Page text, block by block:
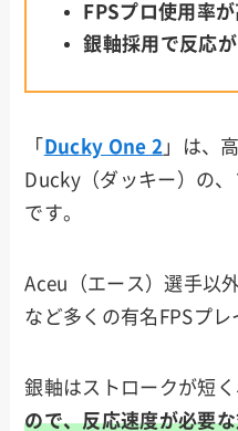
FPSプロ使用率
銀軸採用で反応
「 Ducky One 2 」は、
Ducky（ダッキー）の
です。
Aceu（エース）選手以
など多くの有名FPSプレ
銀軸はストロークが短
ので、反応速度が必要